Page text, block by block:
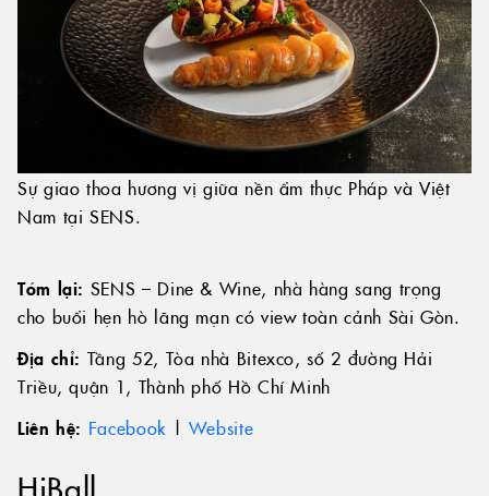
Sự giao thoa hương vị giữa nền ẩm thực Pháp và Việt
Nam tại SENS.
Tóm lại: SENS – Dine & Wine, nhà hàng sang trọng
cho buổi hẹn hò lãng mạn có view toàn cảnh Sài Gòn.
Địa chỉ: Tầng 52, Tòa nhà Bitexco, số 2 đường Hải
Triều, quận 1, Thành phố Hồ Chí Minh
Liên hệ: Facebook | Website
HiBall